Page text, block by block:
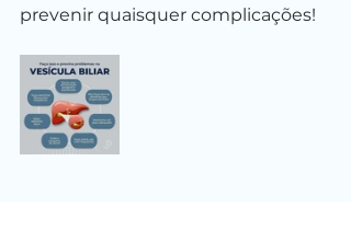
prevenir quaisquer complicações!